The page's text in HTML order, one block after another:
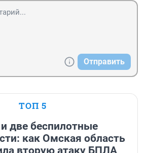
Отправить
ТОП 5
две беспилотные
как Омская область
вторую атаку БПЛА